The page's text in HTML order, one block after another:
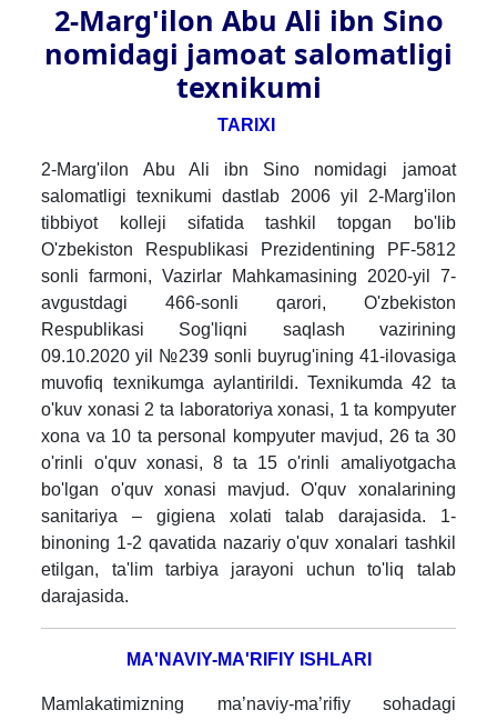
2-Marg'ilon Abu Ali ibn Sino
nomidagi jamoat salomatligi
texnikumi
TARIXI
2-Marg'ilon Abu Ali ibn Sino nomidagi jamoat
salomatligi texnikumi dastlab 2006 yil 2-Marg'ilon
tibbiyot kolleji sifatida tashkil topgan bo'lib
O'zbekiston Respublikasi Prezidentining PF-5812
sonli farmoni, Vazirlar Mahkamasining 2020-yil 7-
avgustdagi 466-sonli qarori, O'zbekiston
Respublikasi Sog'liqni saqlash vazirining
09.10.2020 yil №239 sonli buyrug'ining 41-ilovasiga
muvofiq texnikumga aylantirildi. Texnikumda 42 ta
o'kuv xonasi 2 ta laboratoriya xonasi, 1 ta kompyuter
xona va 10 ta personal kompyuter mavjud, 26 ta 30
o'rinli o'quv xonasi, 8 ta 15 o'rinli amaliyotgacha
bo'lgan o'quv xonasi mavjud. O'quv xonalarining
sanitariya – gigiena xolati talab darajasida. 1-
binoning 1-2 qavatida nazariy o'quv xonalari tashkil
etilgan, ta'lim tarbiya jarayoni uchun to'liq talab
darajasida.
MA' NAVI Y-MA'R IFIY ISHLARI
Mamlakatimizning ma’naviy-ma’rifiy sohadagi